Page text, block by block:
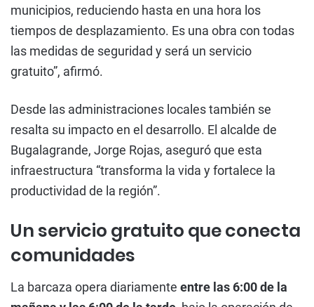
municipios, reduciendo hasta en una hora los
tiempos de desplazamiento. Es una obra con todas
las medidas de seguridad y será un servicio
gratuito”, afirmó.
Desde las administraciones locales también se
resalta su impacto en el desarrollo. El alcalde de
Bugalagrande, Jorge Rojas, aseguró que esta
infraestructura “transforma la vida y fortalece la
productividad de la región”.
Un servicio gratuito que conecta
comunidades
La barcaza opera diariamente entre las 6:00 de la